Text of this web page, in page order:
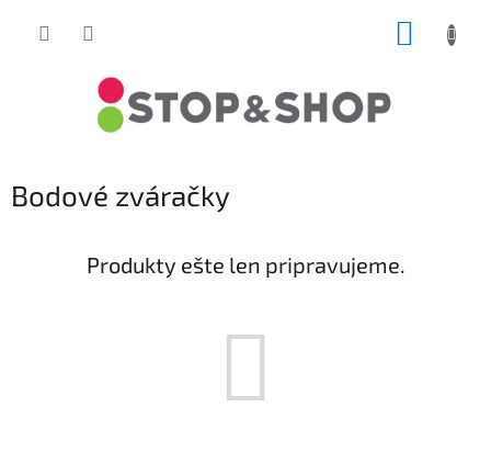
Bodové zváračky
Produkty ešte len pripravujeme.